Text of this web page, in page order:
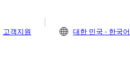
고객지원 대한 민국 - 한국어